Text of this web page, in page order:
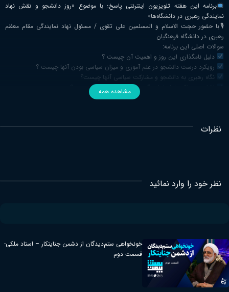
برنامه این هفته تلویزیون اینترنتی پاسخ؛ با موضوع «روز دانشجو و نقش نهاد
نمایندگی رهبری در دانشگاه‌ها»
🎙با حضور حجت الاسلام و المسلمین علی تقوی / مسئول نهاد نمایندگی مقام معظم
رهبری در دانشگاه فرهنگیان
سوالات اصلی این برنامه:
دلیل نامگذاری این روز و اهمیت آن چیست ؟
رویکرد درست دانشجو در علم آموزی و میزان سیاسی بودن آنها چیست ؟
نگاه رهبری به دانشجو و مشارکت سیاسی آنها چیست؟
نقش و عملکرد نهاد نمایندگی رهبری در این زمینه چیست؟
مشاهده همه
نظرات
نظر خود را وارد نمائید
خونخواهی ستم‌دیدگان از دشمن جنایتکار – استاد ملکی-
قسمت دوم